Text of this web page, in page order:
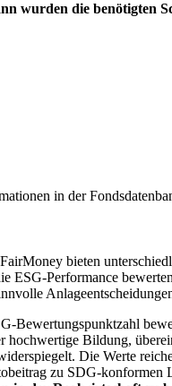
wurden die
in der
bieten
ESG-Performance
Bewertungspunktzahl
hochwertige Bildung,
Die Werte
zu SDG-konformen